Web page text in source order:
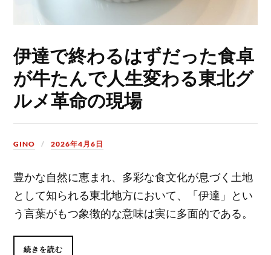
伊達で終わるはずだった食卓
が牛たんで人生変わる東北グ
ルメ革命の現場
GINO 2026年4月6日
豊かな自然に恵まれ、多彩な食文化が息づく土地
として知られる東北地方において、「伊達」とい
う言葉がもつ象徴的な意味は実に多面的である。
続きを読む